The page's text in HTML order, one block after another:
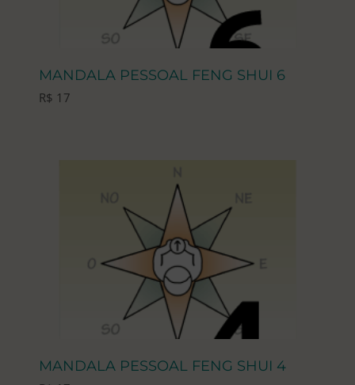
MANDALA PESSOAL FENG SHUI 6
R$ 17
MANDALA PESSOAL FENG SHUI 4